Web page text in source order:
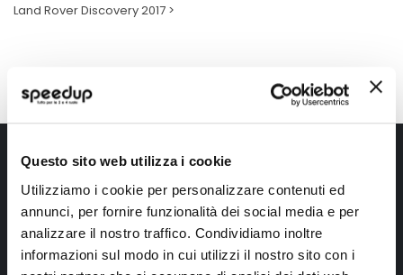
Questo sito web utilizza i cookie
Utilizziamo i cookie per personalizzare contenuti ed
annunci, per fornire funzionalità dei social media e per
analizzare il nostro traffico. Condividiamo inoltre
informazioni sul modo in cui utilizzi il nostro sito con i
Land Rover Discovery 2017 >
Iscriviti alla newsletter Speedup
Ricevi subito uno sconto del 10% per il tuo primo acquisto online!